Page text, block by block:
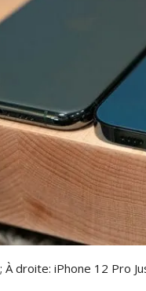
À droite: iPhone 12 Pro